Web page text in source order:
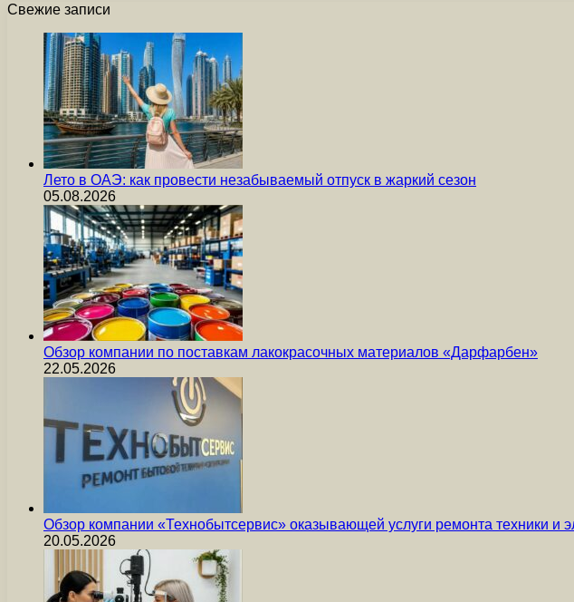
Свежие записи
Лето в ОАЭ: как провести незабываемый отпуск в жаркий сезон
05.08.2026
Обзор компании по поставкам лакокрасочных материалов «Дарфарбен»
22.05.2026
Обзор компании «Технобытсервис» оказывающей услуги ремонта техники и
20.05.2026